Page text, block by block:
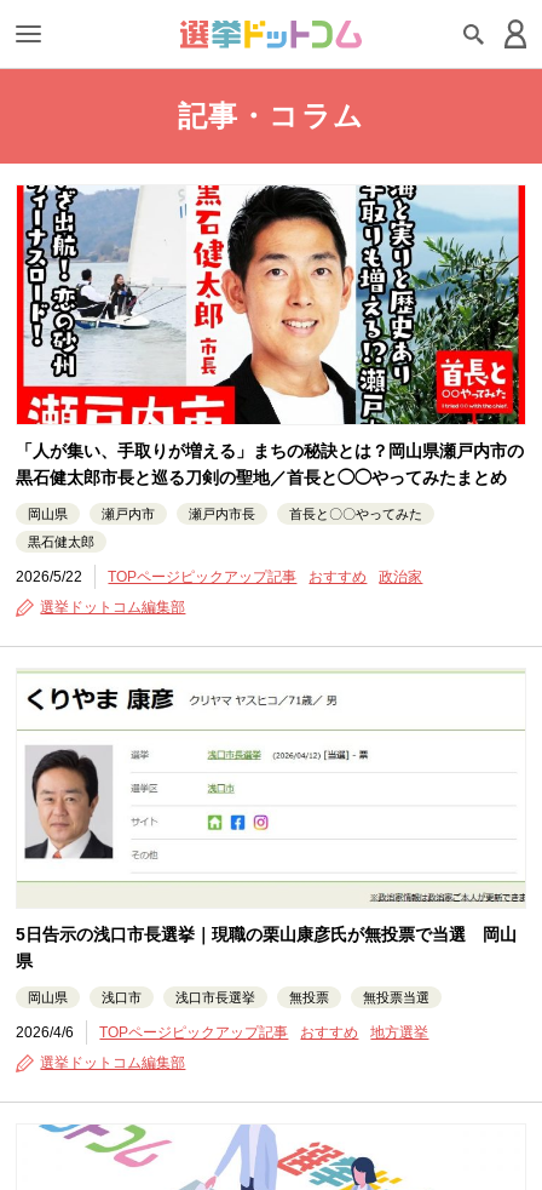
記事・コラム
「人が集い、手取りが増える」まちの秘訣とは？岡山県瀬戸内市の
黒石健太郎市長と巡る刀剣の聖地／首長と◯◯やってみたまとめ
岡山県 瀬戸内市 瀬戸内市長
首長と〇〇やってみた
黒石健太郎
2026/5/22 TOPページピックアップ記事 おすすめ
政治家
選挙ドットコム編集部
5日告示の浅口市長選挙｜現職の栗山康彦氏が無投票で当選 岡山
県
岡山県 浅口市 浅口市長選挙 無投票 無投票当選
2026/4/6 TOPページピックアップ記事 おすすめ
地方選挙
選挙ドットコム編集部